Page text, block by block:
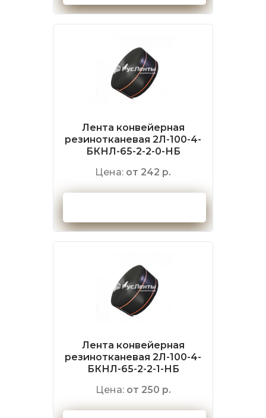
Лента конвейерная
резинотканевая 2Л-100-4-
БКНЛ-65-2-2-0-НБ
Цена: от 242 р.
Лента конвейерная
резинотканевая 2Л-100-4-
БКНЛ-65-2-2-1-НБ
Цена: от 250 р.